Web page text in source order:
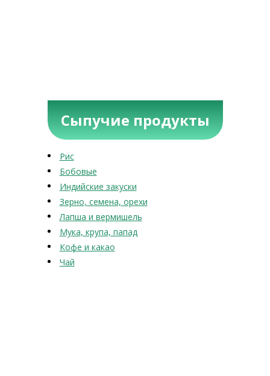
Сыпучие продукты
Рис
Бобовые
Индийские закуски
Зерно, семена, орехи
Лапша и вермишель
Мука, крупа, папад
Кофе и какао
Чай